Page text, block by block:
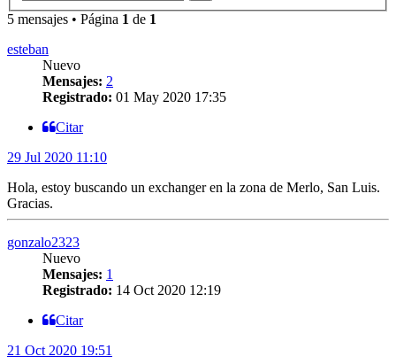
5 mensajes • Página 1 de 1
esteban
Nuevo
Mensajes: 2
Registrado: 01 May 2020 17:35
Citar
29 Jul 2020 11:10
Hola, estoy buscando un exchanger en la zona de Merlo, San Luis.
Gracias.
gonzalo2323
Nuevo
Mensajes: 1
Registrado: 14 Oct 2020 12:19
Citar
21 Oct 2020 19:51